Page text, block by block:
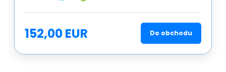
152,00 EUR Do obchodu